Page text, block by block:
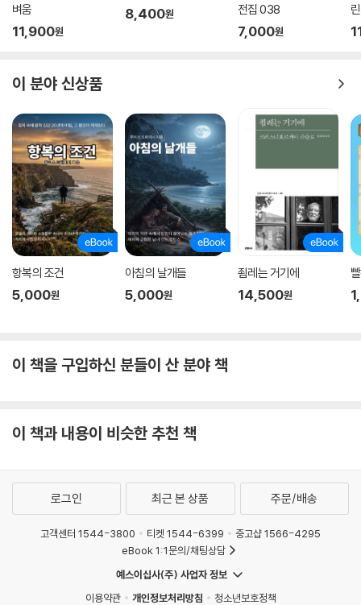
벼움
11,900원
8,400원
전집 038
7,000원
이 분야 신상품
항복의 조건
5,000원
아침의 날개들
5,000원
죔레는 거기에
14,500원
이 책을 구입하신 분들이 산 분야 책
이 책과 내용이 비슷한 추천 책
로그인 최근 본 상품 주문/배송
고객센터 1544-3800 티켓 1544-6399
중고샵 1566-4295
eBook 1:1문의/채팅상담
예스이십사(주) 사업자 정보
이용약관
개인정보처리방침 청소년보호정책